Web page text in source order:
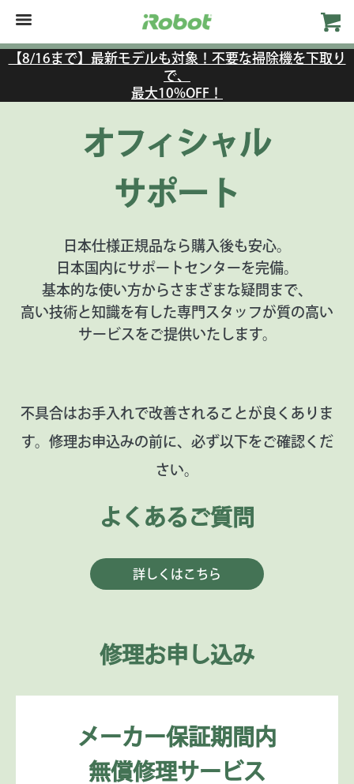
【8/16まで】最新モデルも対象！不要な掃除機を下取り
で、
最大10%OFF！
オフィシャル
サポート
日本仕様正規品なら購入後も安心。
日本国内にサポートセンターを完備。
基本的な使い方からさまざまな疑問まで、
高い技術と知識を有した専門スタッフが質の高い
サービスをご提供いたします。
不具合はお手入れで改善されることが良くありま
す。 修理お申込みの前に、必ず以下をご確認くだ
さい。
よくあるご質問
詳しくはこちら
修理お申し込み
メーカー保証期間内
無償修理サービス